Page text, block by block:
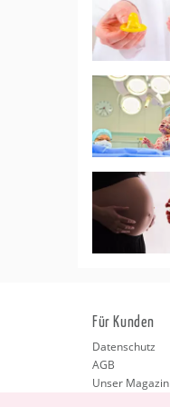
Für Kunden
Datenschutz
AGB
Unser Magazin